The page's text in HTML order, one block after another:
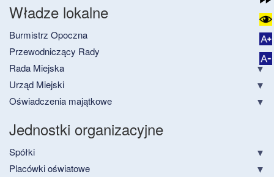
Władze lokalne
Burmistrz Opoczna
Przewodniczący Rady
Rada Miejska
Urząd Miejski
Oświadczenia majątkowe
Jednostki organizacyjne
Spółki
Placówki oświatowe